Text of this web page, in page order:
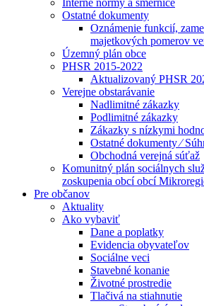
Interné normy a smernice
Ostatné dokumenty
Oznámenie funkcií,
majetkových pomerov
Územný plán obce
PHSR 2015-2022
Aktualizovaný PHSR
Verejne obstarávanie
Nadlimitné zákazky
Podlimitné zákazky
Zákazky s nízkymi
Ostatné dokumenty ⁄
Obchodná verejná súťaž
Komunitný plán sociálnych
zoskupenia obcí obcí
Pre občanov
Aktuality
Ako vybaviť
Dane a poplatky
Evidencia obyvateľov
Sociálne veci
Stavebné konanie
Životné prostredie
Tlačivá na stiahnutie